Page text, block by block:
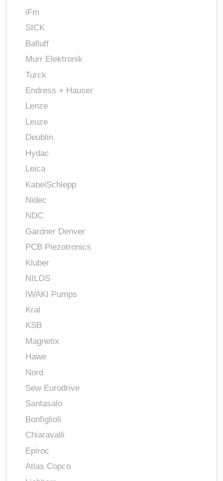
iFm
SICK
Balluff
Murr Elektronik
Turck
Endress + Hauser
Lenze
Leuze
Deublin
Hydac
Leica
KabelSchlepp
Nidec
NDC
Gardner Denver
PCB Piezotronics
Kluber
NILOS
IWAKI Pumps
Kral
KSB
Magnetix
Hawe
Nord
Sew Eurodrive
Santasalo
Bonfiglioli
Chiaravalli
Epiroc
Atlas Copco